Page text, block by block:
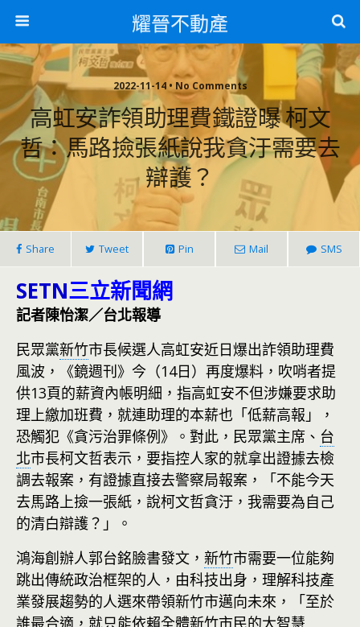
耀晉不動產
2022-11-14 • No Comments
高虹安詐領助理費鐵證曝 柯文
哲：馬路撿張紙說我貪汙需要去
辯護？
Share Tweet Pin Mail SMS
SETN三立新聞網
記者陳怡潔／台北報導
民眾黨新竹市長候選人高虹安近日爆出詐領助理費
風波，《鏡週刊》今（14日）再度爆料，吹哨者提
供13頁的薪資內帳明細，指高虹安不但涉嫌要求助
理上繳加班費，就連助理的本薪也「低薪高報」，
恐觸犯《貪污治罪條例》。對此，民眾黨主席、 台
北市長柯文哲表示，要指控人家的就拿出證據去檢
調去報案，有證據直接去警察局報案，「不能今天
去馬路上撿一張紙，說柯文哲貪汙，我需要為自己
的清白辯護？」。
鴻海創辦人郭台銘臉書發文， 新竹市需要一位能夠
跳出傳統政治框架的人，由科技出身，理解科技產
業發展趨勢的人選來帶領新竹市邁向未來，「至於
誰最合適，就只能依賴全體新竹市民的大智慧